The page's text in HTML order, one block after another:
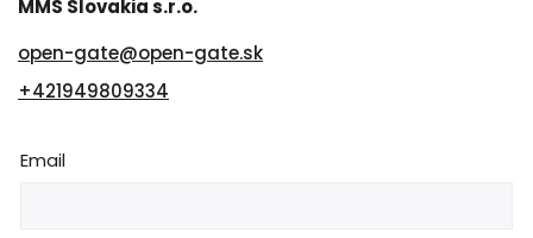
MMS Slovakia s.r.o.
open-gate@open-gate.sk
+421949809334
Email